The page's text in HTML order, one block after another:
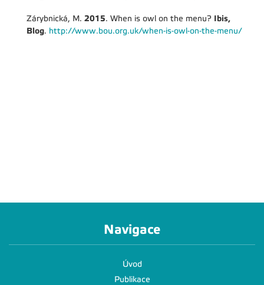
Zárybnická, M. 2015. When is owl on the menu? Ibis,
Blog. http://www.bou.org.uk/when-is-owl-on-the-menu/
Navigace
Úvod
Publikace